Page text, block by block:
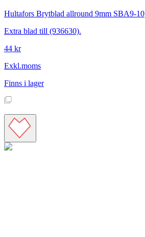
Hultafors Brytblad allround 9mm SBA9-10
Extra blad till (936630).
44 kr
Exkl.moms
Finns i lager